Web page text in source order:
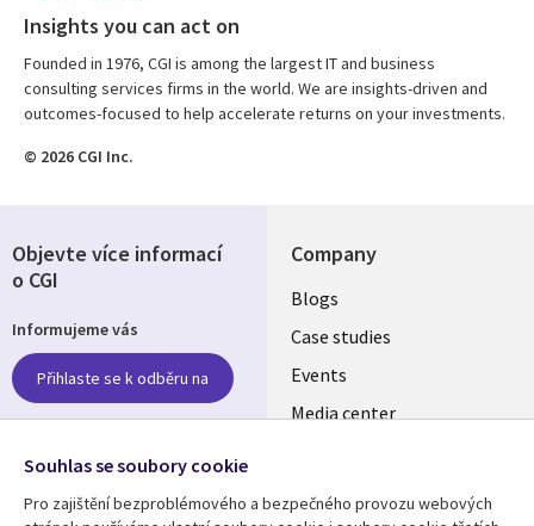
Insights you can act on
Founded in 1976, CGI is among the largest IT and business
consulting services firms in the world. We are insights-driven and
outcomes-focused to help accelerate returns on your investments.
© 2026 CGI Inc.
Company
Useful
links
CZECH
REPUBLIC
Blogs
Case studies
Events
Media center
Objevte více informací
o CGI
Informujeme vás
Přihlaste se k odběru na
Follow us
Social
Souhlas se soubory cookie
Pro zajištění bezproblémového a bezpečného provozu webových